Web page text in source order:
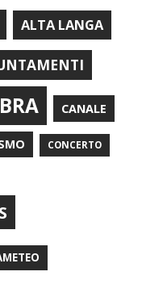
ALTA LANGA
BRA CANALE
CONCERTO